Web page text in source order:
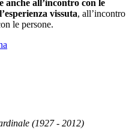
anche all’incontro con le
vissuta, all’incontro
le persone.
(1927 - 2012)